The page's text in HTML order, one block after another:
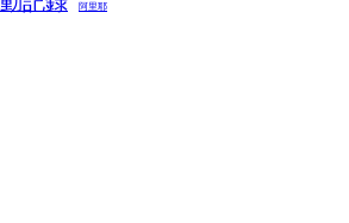
阿里耶